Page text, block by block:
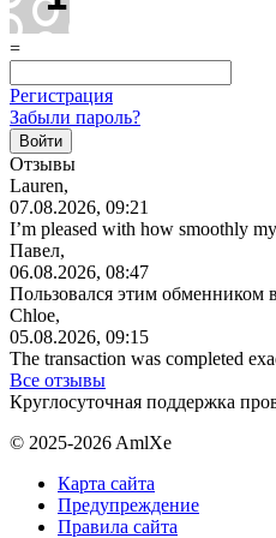
=
Регистрация
Забыли пароль?
Отзывы
Lauren,
07.08.2026, 09:21
I’m pleased with how smoothly
Павел,
06.08.2026, 08:47
Пользовался этим обменником
Chloe,
05.08.2026, 09:15
The transaction was completed
Все отзывы
Круглосуточная поддержка
© 2025-2026 AmlXe
Карта сайта
Предупреждение
Правила сайта